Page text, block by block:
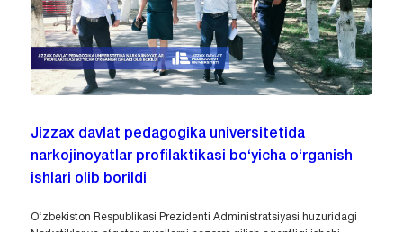
Jizzax davlat pedagogika universitetida
narkojinoyatlar profilaktikasi bo‘yicha o‘rganish
ishlari olib borildi
O‘zbekiston Respublikasi Prezidenti Administratsiyasi huzuridagi